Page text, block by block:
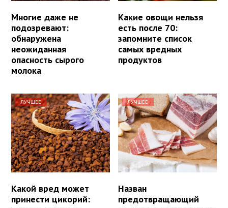
Многие даже не
подозревают:
обнаружена
неожиданная
опасность сырого
молока
Какие овощи нельзя
есть после 70:
запомните список
самых вредных
продуктов
ЛУЧШЕЕ
Какой вред может
принести цикорий:
ЛУЧШЕЕ
Назван
предотвращающий